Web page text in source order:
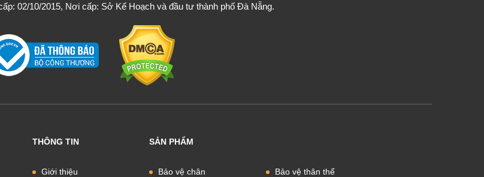
02/10/2015, Nơi cấp: Sở Kế Hoạch và đầu tư thành phố Đà Nẵng.
THÔNG TIN
Giới thiệu
SẢN PHẨM
Bảo vệ chân Bảo vệ thân thể